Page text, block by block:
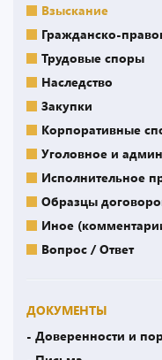
Взыскание
Гражданско-
Трудовые споры
Наследство
Закупки
Корпоративные
Уголовное и
Исполнительное
Образцы
Иное
Вопрос / Ответ
ДОКУМЕНТЫ
- Доверенности и